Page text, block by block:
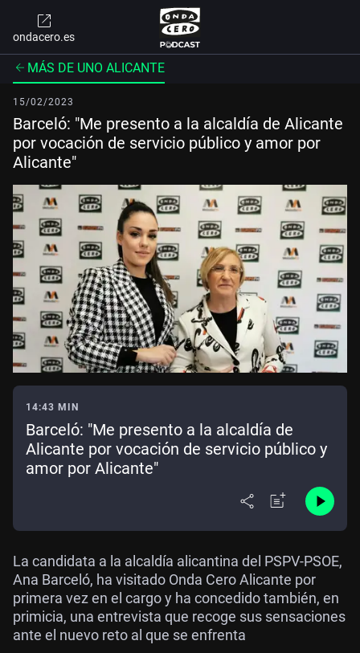
ondacero.es
MÁS DE UNO ALICANTE
15/02/2023
Barceló: "Me presento a la alcaldía de Alicante
por vocación de servicio público y amor por
Alicante"
14:43 MIN
Barceló: "Me presento a la alcaldía de
Alicante por vocación de servicio público y
amor por Alicante"
La candidata a la alcaldía alicantina del PSPV-PSOE,
Ana Barceló, ha visitado Onda Cero Alicante por
primera vez en el cargo y ha concedido también, en
primicia, una entrevista que recoge sus sensaciones
ante el nuevo reto al que se enfrenta